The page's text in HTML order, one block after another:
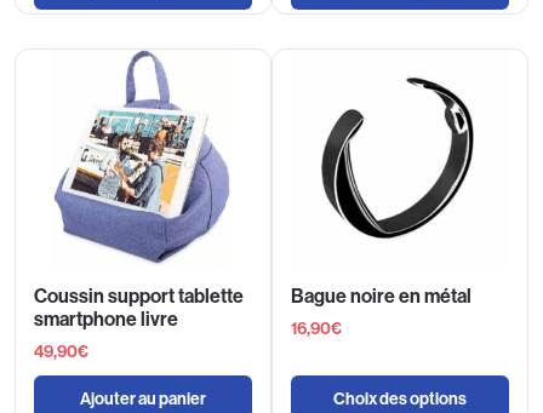
Coussin support tablette
smartphone livre
49,90€
Ajouter au panier
Bague noire en métal
16,90€
Choix des options